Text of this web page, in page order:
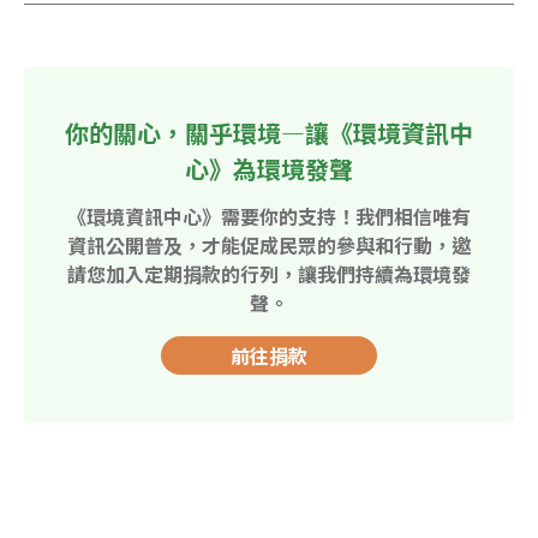
你的關心，關乎環境—讓《環境資訊中
心》為環境發聲
《環境資訊中心》需要你的支持！我們相信唯有
資訊公開普及，才能促成民眾的參與和行動，邀
請您加入定期捐款的行列，讓我們持續為環境發
聲。
前往捐款